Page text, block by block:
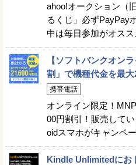
ahoo!オークション（
るくじ」必ずPayPay
中は毎日参加がオスス
【ソフトバンクオン
割」で機種代金を最
携帯電話
オンライン限定！
00円割引！販売して
oidスマホがキャンペー
Kindle Unlimitedにお